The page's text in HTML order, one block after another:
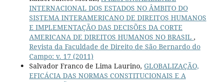
INTERNACIONAL DOS ESTADOS NO ÂMBITO DO
SISTEMA INTERAMERICANO DE DIREITOS HUMANOS
E IMPLEMENTAÇÃO DAS DECISÕES DA CORTE
AMERICANA DE DIREITOS HUMANOS NO BRASIL ,
Revista da Faculdade de Direito de São Bernardo do
Campo: v. 17 (2011)
Salvador Franco de Lima Laurino, GLOBALIZAÇÃO,
EFICÁCIA DAS NORMAS CONSTITUCIONAIS E A